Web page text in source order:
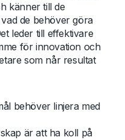
känner till de
de behöver göra
leder till effektivare
för innovation och
som når resultat
behöver linjera med
är att ha koll på